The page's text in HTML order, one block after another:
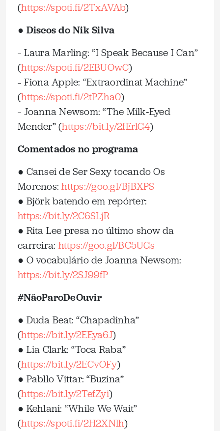
(https://spoti.fi/2TxAVAb)
● Discos do Nik Silva
– Laura Marling: “I Speak Because I Can”
(https://spoti.fi/2EBUOwC)
– Fiona Apple: “Extraordinat Machine”
(https://spoti.fi/2tPZha0)
– Joanna Newsom: “The Milk‑Eyed
Mender” (https://bit.ly/2fErlG4)
Comentados no programa
● Cansei de Ser Sexy tocando Os
Morenos:https://goo.gl/BjBXPS
● Björk batendo em repórter:
https://bit.ly/2C6SLjR
● Rita Lee presa no último show da
carreira: https://goo.gl/BC5UGs
● O vocabulário de Joanna Newsom:
https://bit.ly/2SJ99fP
#NãoParoDeOuvir
● Duda Beat: “Chapadinha”
(https://bit.ly/2EEya6J)
● Lia Clark: “Toca Raba”
(https://bit.ly/2ECvOFy)
● Pabllo Vittar: “Buzina”
(https://bit.ly/2TefZyi)
● Kehlani: “While We Wait”
(https://spoti.fi/2H2XNlh)